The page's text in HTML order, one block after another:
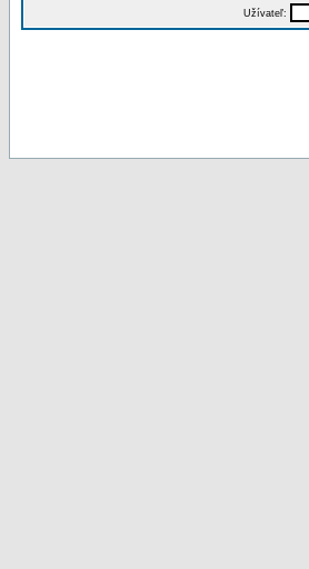
Užívateľ: